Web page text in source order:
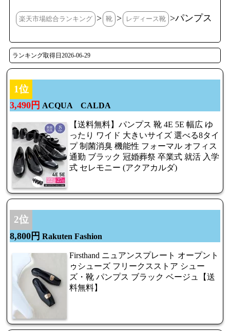
楽天市場総合ランキング > 靴 > レディース靴 >パンプス
ランキング取得日2026-06-29
1位
3,490円 ACQUA CALDA
【送料無料】パンプス 靴 4E 5E 幅広 ゆ
ったり ワイド 大きいサイズ 選べる8タイ
プ 制菌消臭 機能性 フォーマル オフィス
通勤 ブラック 冠婚葬祭 卒業式 就活 入学
式 セレモニー (アクアカルダ)
2位
8,800円 Rakuten Fashion
Firsthand ニュアンスプレート オープント
ゥシューズ フリークスストア シュー
ズ・靴 パンプス ブラック ベージュ【送
料無料】